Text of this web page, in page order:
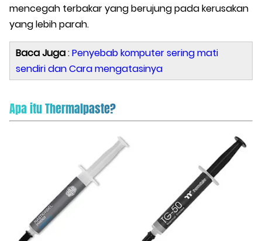
mencegah terbakar yang berujung pada kerusakan
yang lebih parah.
Baca Juga:Penyebab komputer sering mati
sendiri dan Cara mengatasinya
Apa itu Thermalpaste?